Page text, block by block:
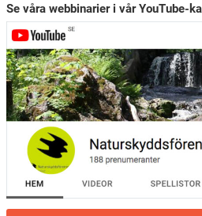
Se våra webbinarier i vår YouTube-